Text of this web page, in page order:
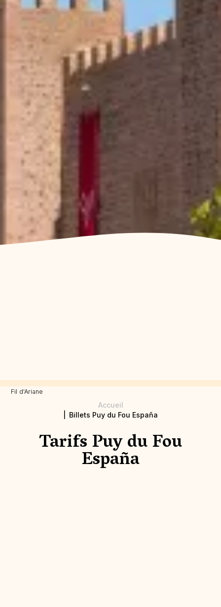
Fil d'Ariane
Accueil
Billets Puy du Fou España
Tarifs Puy du Fou
España